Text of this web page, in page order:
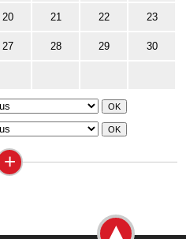
20 21 22 23
27 28 29 30
+